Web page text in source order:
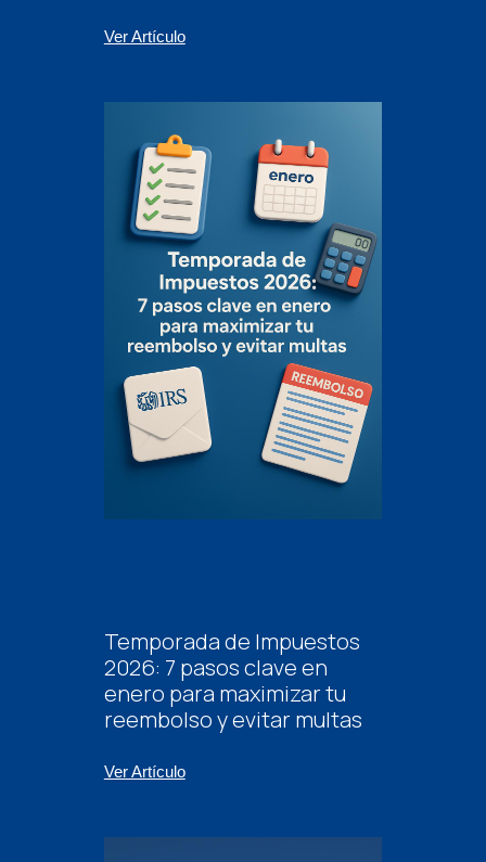
Ver Artículo
Temporada de Impuestos
2026: 7 pasos clave en
enero para maximizar tu
reembolso y evitar multas
Ver Artículo